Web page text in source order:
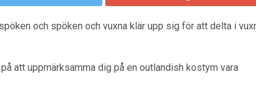
och spöken och vuxna klär upp sig för att delta i
att uppmärksamma dig på en outlandish kostym vara